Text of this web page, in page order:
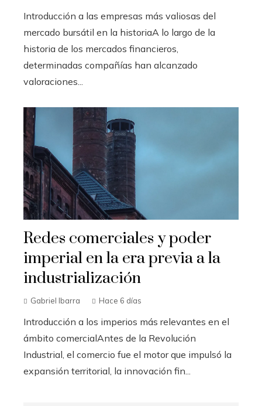
Introducción a las empresas más valiosas del
mercado bursátil en la historiaA lo largo de la
historia de los mercados financieros,
determinadas compañías han alcanzado
valoraciones...
Redes comerciales y poder
imperial en la era previa a la
industrialización
Gabriel Ibarra Hace 6 días
Introducción a los imperios más relevantes en el
ámbito comercialAntes de la Revolución
Industrial, el comercio fue el motor que impulsó la
expansión territorial, la innovación fin...